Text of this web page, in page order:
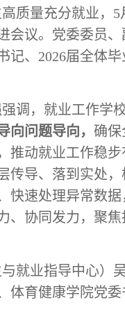
质量充分就业，
会议。党委委员
记、2026届全体
调，就业工作学
向问题导向， 确
推动就业工作稳步
传导、落到实处
快速处理异常数
、协同发力，聚
就业指导中心）
体育健康学院党